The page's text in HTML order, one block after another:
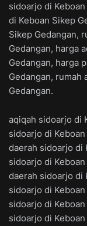
sidoarjo di
di Keboan Sikep
Sikep Gedangan,
Gedangan, harga
Gedangan, harga
Gedangan, rumah
Gedangan.
aqiqah sidoarjo di
sidoarjo di
daerah sidoarjo di
sidoarjo di
daerah sidoarjo di
sidoarjo di
sidoarjo di
sidoarjo di